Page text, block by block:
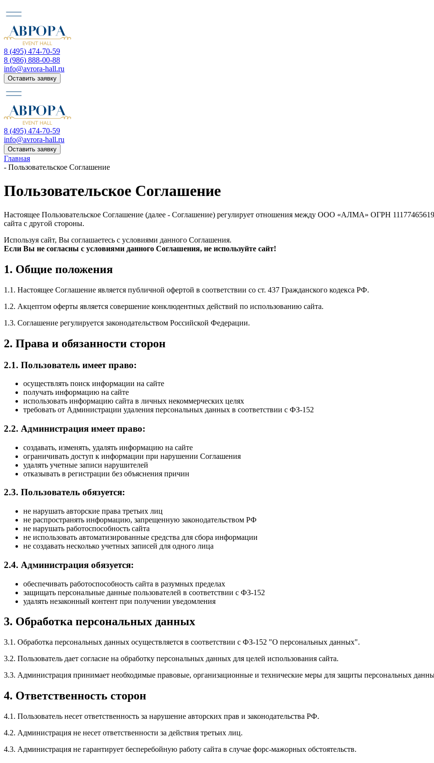
8 (495) 474-70-59
8 (986) 888-00-88
info@avrora-hall.ru
Оставить заявку
8 (495) 474-70-59
info@avrora-hall.ru
Оставить заявку
Главная
- Пользовательское Соглашение
Пользовательское Соглашение
Настоящее Пользовательское Соглашение (далее - Соглашение) регулирует отношения между ООО «АЛМА» ОГРН
сайта с другой стороны.
Используя сайт, Вы соглашаетесь с условиями данного Соглашения.
Если Вы не согласны с условиями данного Соглашения, не используйте сайт!
1. Общие положения
1.1. Настоящее Соглашение является публичной офертой в соответствии со ст. 437 Гражданского кодекса РФ.
1.2. Акцептом оферты является совершение конклюдентных действий по использованию сайта.
1.3. Соглашение регулируется законодательством Российской Федерации.
2. Права и обязанности сторон
2.1. Пользователь имеет право:
осуществлять поиск информации на сайте
получать информацию на сайте
использовать информацию сайта в личных некоммерческих целях
требовать от Администрации удаления персональных данных в соответствии с ФЗ-152
2.2. Администрация имеет право:
создавать, изменять, удалять информацию на сайте
ограничивать доступ к информации при нарушении Соглашения
удалять учетные записи нарушителей
отказывать в регистрации без объяснения причин
2.3. Пользователь обязуется:
не нарушать авторские права третьих лиц
не распространять информацию, запрещенную законодательством РФ
не нарушать работоспособность сайта
не использовать автоматизированные средства для сбора информации
не создавать несколько учетных записей для одного лица
2.4. Администрация обязуется:
обеспечивать работоспособность сайта в разумных пределах
защищать персональные данные пользователей в соответствии с ФЗ-152
удалять незаконный контент при получении уведомления
3. Обработка персональных данных
3.1. Обработка персональных данных осуществляется в соответствии с ФЗ-152 "О персональных данных".
3.2. Пользователь дает согласие на обработку персональных данных для целей использования сайта.
3.3. Администрация принимает необходимые правовые, организационные и технические меры для защиты персональных
4. Ответственность сторон
4.1. Пользователь несет ответственность за нарушение авторских прав и законодательства РФ.
4.2. Администрация не несет ответственности за действия третьих лиц.
4.3. Администрация не гарантирует бесперебойную работу сайта в случае форс-мажорных обстоятельств.